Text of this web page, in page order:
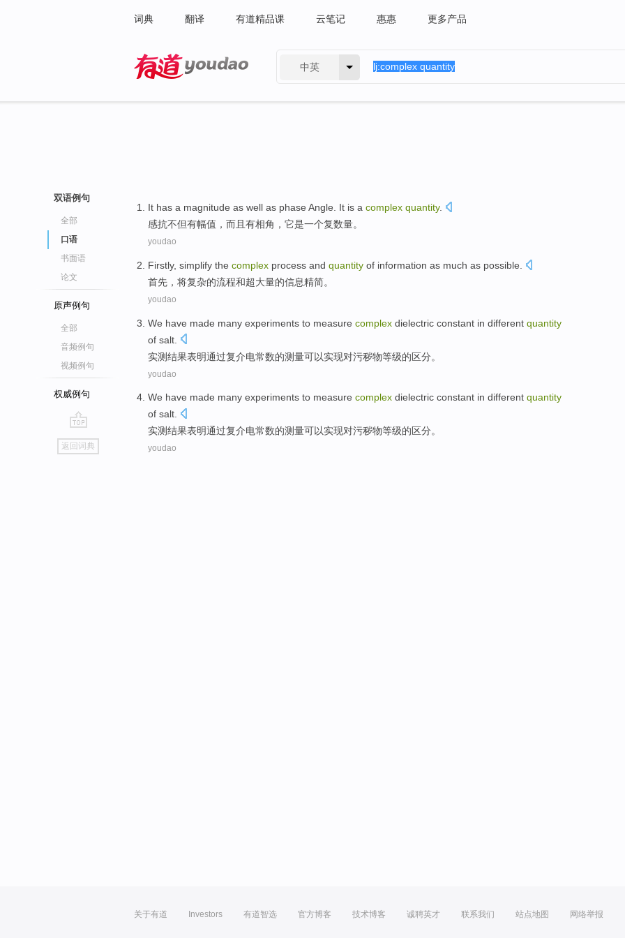
词典 翻译 有道精品课 云笔记 惠惠 更多产品
中英
双语例句
全部
口语
书面语
论文
原声例句
全部
音频例句
视频例句
权威例句
go
top
返回词典
It has a magnitude as well as phase Angle It is a complex quantity.
感抗不但有幅值，而且有相角 ， 它是一个复数量。
youdao
Firstly, simplify the complex process and quantity of information as much as possible
首先 ， 将复杂的流程和超大量的信息精简。
youdao
We have made many experiments to measure complex dielectric constant in different quantity
of salt.
实测结果表明通过复介电常数的测量可以实现对污秽物等级的区分。
youdao
We have made many experiments to measure complex dielectric constant in different quantity
of salt.
实测结果表明通过复介电常数的测量可以实现对污秽物等级的区分。
youdao
关于有道 Investors 有道智选 官方博客 技术博客 诚聘英才 联系我们 站点地图 网络举报